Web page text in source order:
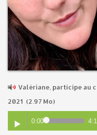
Valériane, participe au
2021 (2.97 Mo)
0:00